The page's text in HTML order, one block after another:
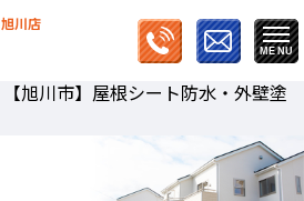
旭川店
【旭川市】屋根シート防水・外壁塗